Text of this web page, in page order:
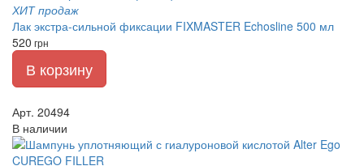
ХИТ продаж
Лак экстра-сильной фиксации FIXMASTER Echosline 500 мл
520 грн
В корзину
Арт. 20494
В наличии